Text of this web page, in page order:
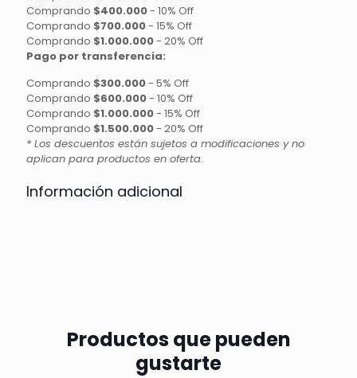
Comprando $400.000- 10% Off
Comprando $700.000- 15% Off
Comprando $1.000.000- 20% Off
Pago por transferencia:
Comprando $300.000- 5% Off
Comprando $600.000- 10% Off
Comprando $1.000.000- 15% Off
Comprando $1.500.000- 20% Off
* Los descuentos están sujetos a modificaciones y no
aplican para productos en oferta.
Información adicional
Productos que pueden
gustarte